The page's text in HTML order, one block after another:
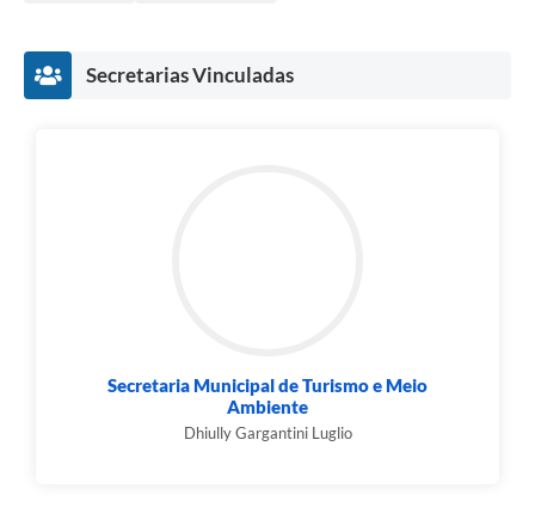
Secretarias Vinculadas
Secretaria Municipal de Turismo e Meio
Ambiente
Dhiully Gargantini Luglio